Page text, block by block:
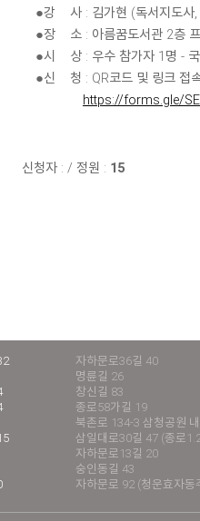
●강 사 : 김가현 (독서지도사,
●장 소 : 아름꿈도서관 2층
●시 상 : 우수 참가자 1명 - 국
●신 청 : QR코드 및 링크 접
https://forms.gle/
신청자 : / 정원 : 15
자하문로36길 40
명륜길 26
창신길 83
종로58가길 19
북촌로 134-3 삼청공원 내
삼일대로30길 47 (종로
자하문로13길 20
숭인동길 43
자하문로 92 (청운효자동